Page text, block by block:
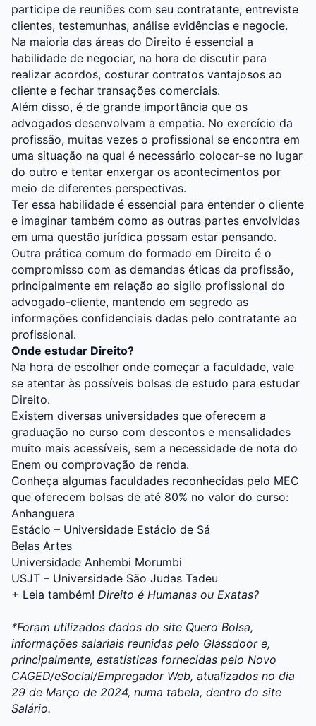
participe de reuniões com seu contratante, entreviste
clientes, testemunhas, análise evidências e negocie.
Na maioria das áreas do Direito é essencial a
habilidade de negociar, na hora de discutir para
realizar acordos, costurar contratos vantajosos ao
cliente e fechar transações comerciais.
Além disso, é de grande importância que os
advogados desenvolvam a empatia. No exercício da
profissão, muitas vezes o profissional se encontra em
uma situação na qual é necessário colocar-se no lugar
do outro e tentar enxergar os acontecimentos por
meio de diferentes perspectivas.
Ter essa habilidade é essencial para entender o cliente
e imaginar também como as outras partes envolvidas
em uma questão jurídica possam estar pensando.
Outra prática comum do formado em Direito é o
compromisso com as demandas éticas da profissão,
principalmente em relação ao sigilo profissional do
advogado-cliente, mantendo em segredo as
informações confidenciais dadas pelo contratante ao
profissional.
Onde estudar Direito?
Na hora de escolher onde começar a faculdade, vale
se atentar às possíveis bolsas de estudo para estudar
Direito.
Existem diversas universidades que oferecem a
graduação no curso com descontos e mensalidades
muito mais acessíveis, sem a necessidade de nota do
Enem ou comprovação de renda.
Conheça algumas faculdades reconhecidas pelo MEC
que oferecem bolsas de até 80% no valor do curso:
Anhanguera
Estácio – Universidade Estácio de Sá
Belas Artes
Universidade Anhembi Morumbi
USJT – Universidade São Judas Tadeu
+ Leia também! Direito é Humanas ou Exatas?
*Foram utilizados dados do site Quero Bolsa,
informações salariais reunidas pelo Glassdoore,
principalmente, estatísticas fornecidas pelo Novo
CAGED/eSocial/Empregador Web, atualizados no dia
29 de Março de 2024, numa tabela, dentro do site
Salário.